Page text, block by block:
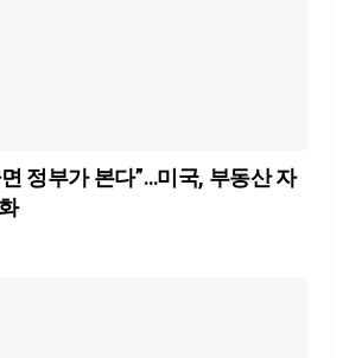
정부가 본다”…미국, 부동산 자